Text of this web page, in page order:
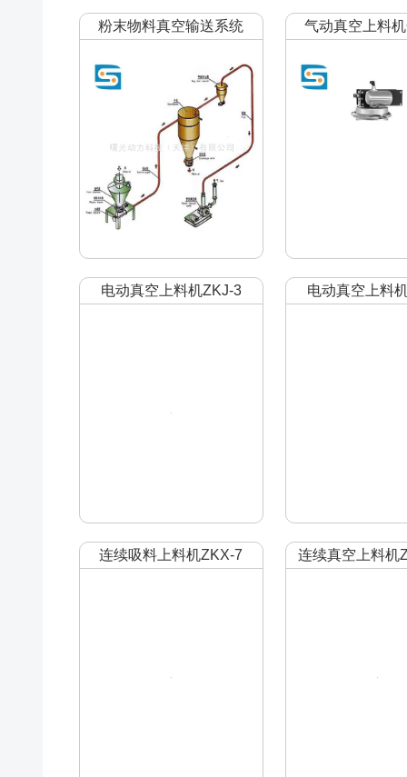
粉末物料真空输送系统 气动真空上料
电动真空上料机ZKJ-3 电动真空上料
连续吸料上料机ZKX-7 连续真空上料机